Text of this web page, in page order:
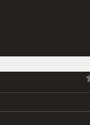
Прайм | Нове
доступне на